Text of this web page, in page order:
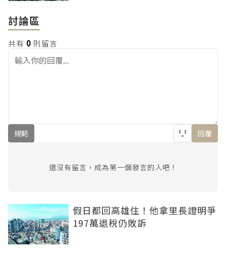
討論區
共有 0 則留言
規範 回覆
還沒有留言，成為第一個發言的人吧！
假日都回高雄住！他拿里長證明爭
197萬退稅仍敗訴